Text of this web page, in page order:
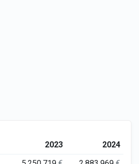
2023
2024